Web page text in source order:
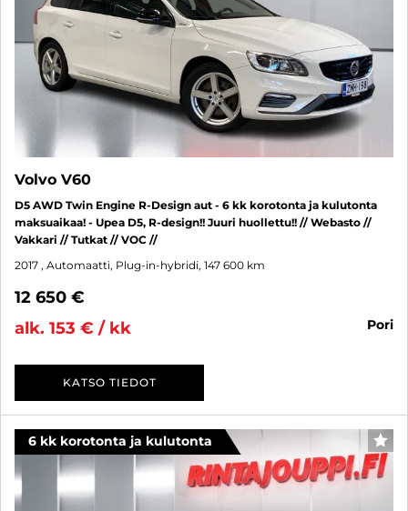
Volvo V60
D5 AWD Twin Engine R-Design aut - 6 kk korotonta ja kulutonta
maksuaikaa! - Upea D5, R-design!! Juuri huollettu!! // Webasto //
Vakkari // Tutkat // VOC //
2017 , Automaatti, Plug-in-hybridi, 147 600 km
12 650 €
alk. 153 € / kk
pori
KATSO TIEDOT
6 kk korotonta ja kulutonta